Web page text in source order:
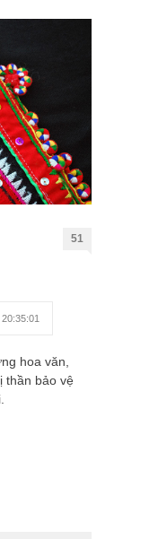
51
hoa văn,
thần bảo vệ